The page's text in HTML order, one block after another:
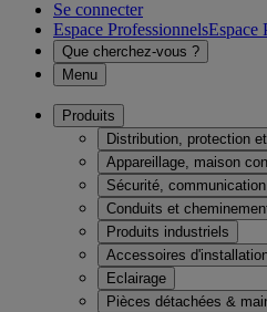
Se connecter
Espace ProfessionnelsEspace
Que cherchez-vous ?
Menu
Produits
Distribution, protection
Appareillage, maison
Sécurité,
Conduits et
Produits industriels
Accessoires
Eclairage
Pièces détachées &